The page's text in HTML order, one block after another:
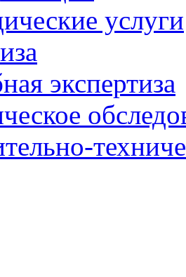
услуги
экспертиза